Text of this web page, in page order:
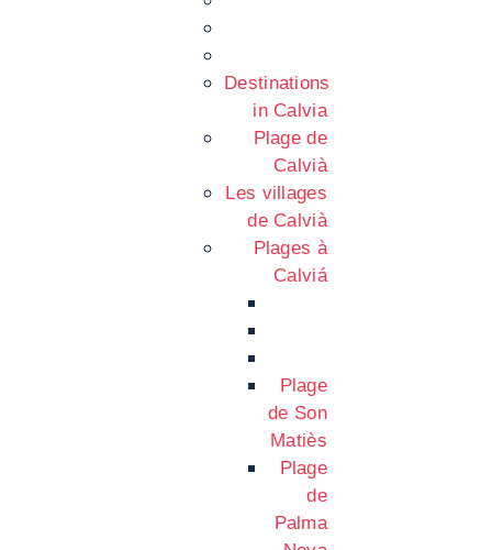
Destinations
in Calvia
Plage de
Calvià
Les villages
de Calvià
Plages à
Calviá
Plage
de Son
Matiès
Plage
de
Palma